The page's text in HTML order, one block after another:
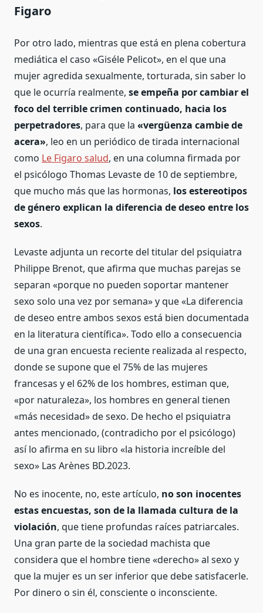
Figaro
Por otro lado, mientras que está en plena cobertura
mediática el caso «Giséle Pelicot», en el que una
mujer agredida sexualmente, torturada, sin saber lo
que le ocurría realmente, se empeña por cambiar el
foco del terrible crimen continuado, hacia los
perpetradores, para que la «vergüenza cambie de
acera», leo en un periódico de tirada internacional
como Le Figaro salud, en una columna firmada por
el psicólogo Thomas Levaste de 10 de septiembre,
que mucho más que las hormonas, los estereotipos
de género explican la diferencia de deseo entre los
sexos.
Levaste adjunta un recorte del titular del psiquiatra
Philippe Brenot, que afirma que muchas parejas se
separan «porque no pueden soportar mantener
sexo solo una vez por semana» y que «La diferencia
de deseo entre ambos sexos está bien documentada
en la literatura científica». Todo ello a consecuencia
de una gran encuesta reciente realizada al respecto,
donde se supone que el 75% de las mujeres
francesas y el 62% de los hombres, estiman que,
«por naturaleza», los hombres en general tienen
«más necesidad» de sexo. De hecho el psiquiatra
antes mencionado, (contradicho por el psicólogo)
así lo afirma en su libro «la historia increíble del
sexo» Las Arènes BD.2023.
No es inocente, no, este artículo, no son inocentes
estas encuestas, son de la llamada cultura de la
violación, que tiene profundas raíces patriarcales.
Una gran parte de la sociedad machista que
considera que el hombre tiene «derecho» al sexo y
que la mujer es un ser inferior que debe satisfacerle.
Por dinero o sin él, consciente o inconsciente.